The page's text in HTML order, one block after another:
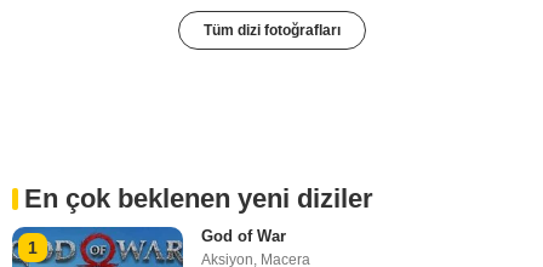
Tüm dizi fotoğrafları
En çok beklenen yeni diziler
1
God of War
Aksiyon, Macera